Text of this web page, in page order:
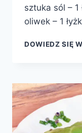
sztuka sól –
oliwek – 1
DOWIEDZ SIĘ